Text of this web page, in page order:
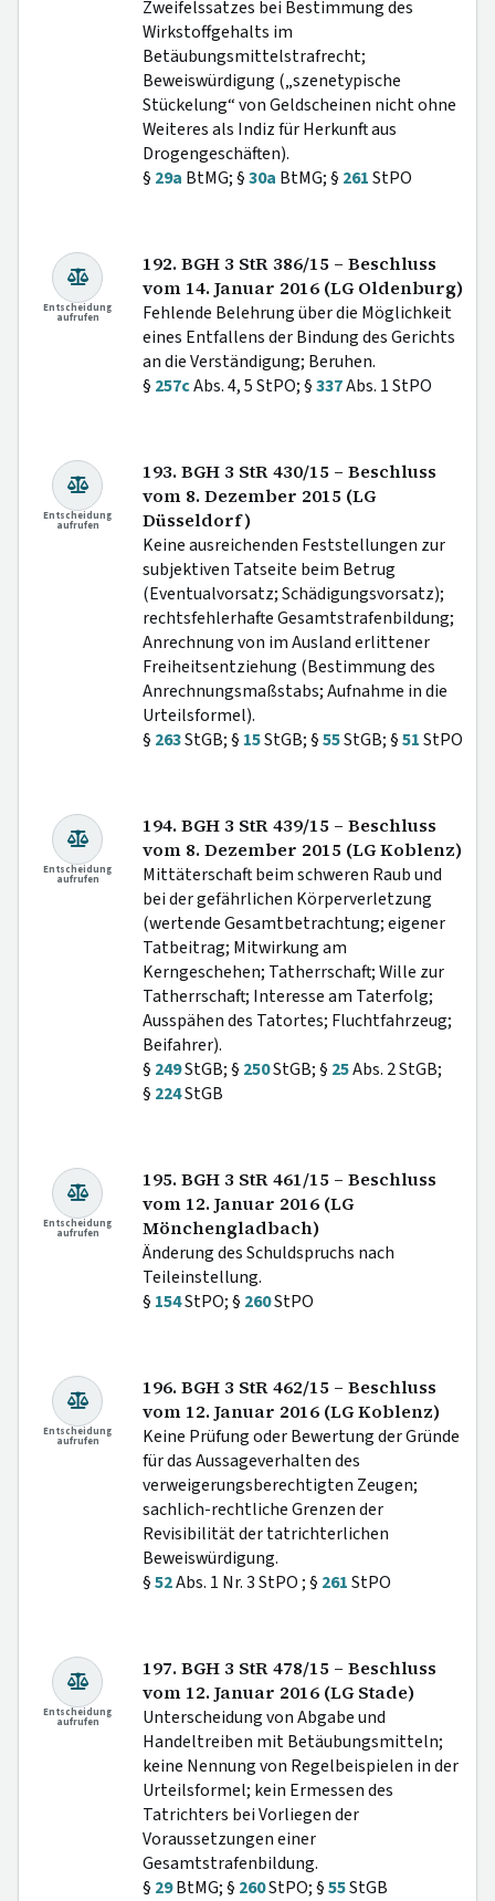
Zweifelssatzes bei Bestimmung des
Wirkstoffgehalts im
Betäubungsmittelstrafrecht;
Beweiswürdigung („szenetypische
Stückelung“ von Geldscheinen nicht ohne
Weiteres als Indiz für Herkunft aus
Drogengeschäften).
§ 29a BtMG; §30a BtMG; § 261StPO
Entscheidung
aufrufen
192. BGH 3 StR 386/15 – Beschluss
vom 14. Januar 2016 (LG Oldenburg)
Fehlende Belehrung über die Möglichkeit
eines Entfallens der Bindung des Gerichts
an die Verständigung; Beruhen.
§ 257cAbs. 4, 5 StPO; §337Abs. 1 StPO
Entscheidung
aufrufen
193. BGH 3 StR 430/15 – Beschluss
vom 8. Dezember 2015 (LG
Düsseldorf)
Keine ausreichenden Feststellungen zur
subjektiven Tatseite beim Betrug
(Eventualvorsatz; Schädigungsvorsatz);
rechtsfehlerhafte Gesamtstrafenbildung;
Anrechnung von im Ausland erlittener
Freiheitsentziehung (Bestimmung des
Anrechnungsmaßstabs; Aufnahme in die
Urteilsformel).
§ 263StGB; § 15StGB; §55StGB; §51StPO
Entscheidung
aufrufen
194. BGH 3 StR 439/15 – Beschluss
vom 8. Dezember 2015 (LG Koblenz)
Mittäterschaft beim schweren Raub und
bei der gefährlichen Körperverletzung
(wertende Gesamtbetrachtung; eigener
Tatbeitrag; Mitwirkung am
Kerngeschehen; Tatherrschaft; Wille zur
Tatherrschaft; Interesse am Taterfolg;
Ausspähen des Tatortes; Fluchtfahrzeug;
Beifahrer).
§ 249StGB; § 250StGB; § 25Abs. 2 StGB;
§ 224StGB
Entscheidung
aufrufen
195. BGH 3 StR 461/15 – Beschluss
vom 12. Januar 2016 (LG
Mönchengladbach)
Änderung des Schuldspruchs nach
Teileinstellung.
§ 154StPO; § 260StPO
Entscheidung
aufrufen
196. BGH 3 StR 462/15 – Beschluss
vom 12. Januar 2016 (LG Koblenz)
Keine Prüfung oder Bewertung der Gründe
für das Aussageverhalten des
verweigerungsberechtigten Zeugen;
sachlich-rechtliche Grenzen der
Revisibilität der tatrichterlichen
Beweiswürdigung.
§52Abs. 1 Nr. 3 StPO ; § 261StPO
Entscheidung
aufrufen
197. BGH 3 StR 478/15 – Beschluss
vom 12. Januar 2016 (LG Stade)
Unterscheidung von Abgabe und
Handeltreiben mit Betäubungsmitteln;
keine Nennung von Regelbeispielen in der
Urteilsformel; kein Ermessen des
Tatrichters bei Vorliegen der
Voraussetzungen einer
Gesamtstrafenbildung.
§ 29BtMG; § 260StPO; §55StGB